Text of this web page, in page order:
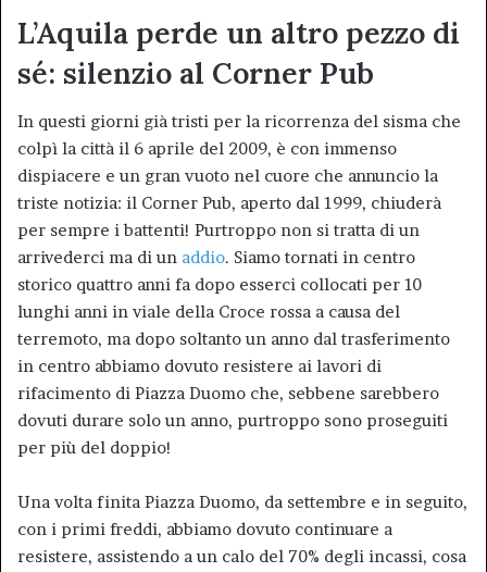
L’Aquila perde un altro pezzo di
sé: silenzio al Corner Pub
In questi giorni già tristi per la ricorrenza del sisma che
colpì la città il 6 aprile del 2009, è con immenso
dispiacere e un gran vuoto nel cuore che annuncio la
triste notizia: il Corner Pub, aperto dal 1999, chiuderà
per sempre i battenti! Purtroppo non si tratta di un
arrivederci ma di un addio. Siamo tornati in centro
storico quattro anni fa dopo esserci collocati per 10
lunghi anni in viale della Croce rossa a causa del
terremoto, ma dopo soltanto un anno dal trasferimento
in centro abbiamo dovuto resistere ai lavori di
rifacimento di Piazza Duomo che, sebbene sarebbero
dovuti durare solo un anno, purtroppo sono proseguiti
per più del doppio!
Una volta finita Piazza Duomo, da settembre e in seguito,
con i primi freddi, abbiamo dovuto continuare a
resistere, assistendo a un calo del 70% degli incassi, cosa